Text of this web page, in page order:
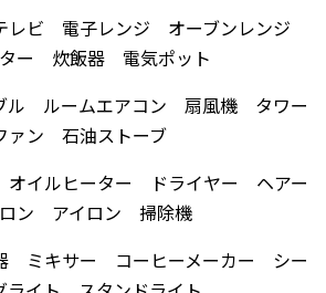
ビ 電子レンジ オーブンレンジ
ター 炊飯器 電気ポット
ル ルームエアコン 扇風機 タワー
ァン 石油ストーブ
オイルヒーター ドライヤー ヘアー
ン アイロン 掃除機
ミキサー コーヒーメーカー シー